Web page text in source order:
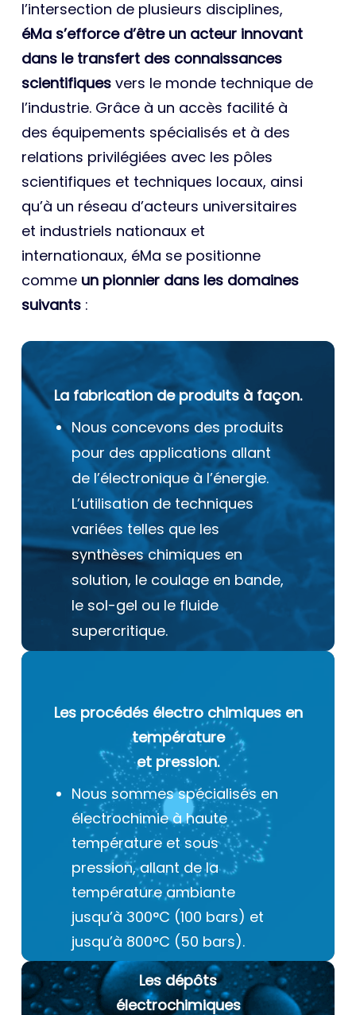
l’intersection de plusieurs disciplines,
éMa s’efforce d’être un acteur innovant
dans le transfert des connaissances
scientifiques vers le monde technique de
l’industrie. Grâce à un accès facilité à
des équipements spécialisés et à des
relations privilégiées avec les pôles
scientifiques et techniques locaux, ainsi
qu’à un réseau d’acteurs universitaires
et industriels nationaux et
internationaux, éMa se positionne
comme un pionnier dans les domaines
suivants :
La fabrication de produits à façon.
Nous concevons des produits
pour des applications allant
de l’électronique à l’énergie.
L’utilisation de techniques
variées telles que les
synthèses chimiques en
solution, le coulage en bande,
le sol-gel ou le fluide
supercritique.
Les procédés électro chimiques en
température
et pression.
Nous sommes spécialisés en
électrochimie à haute
température et sous
pression, allant de la
température ambiante
jusqu’à 300°C (100 bars) et
jusqu’à 800°C (50 bars).
Les dépôts
électrochimiques